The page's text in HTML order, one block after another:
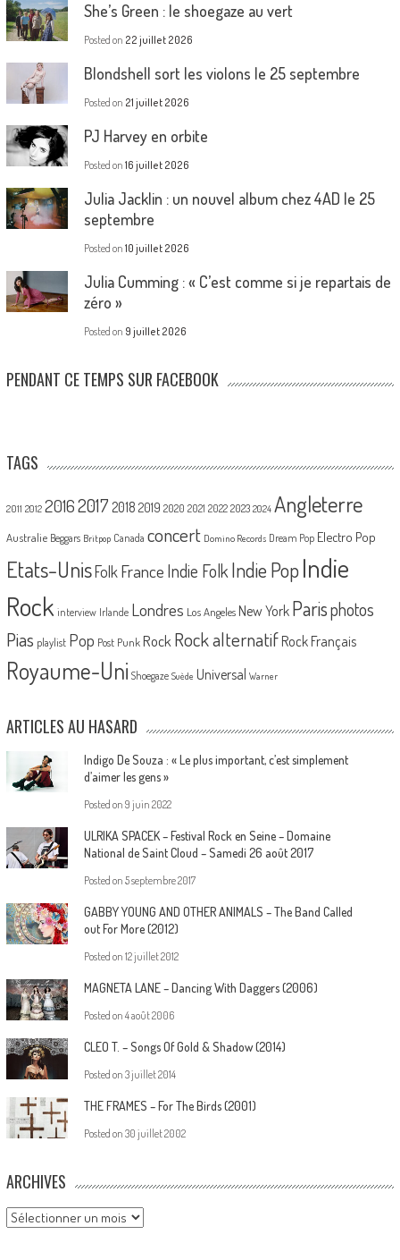
She’s Green : le shoegaze au vert
Posted on 22 juillet 2026
Blondshell sort les violons le 25 septembre
Posted on 21 juillet 2026
PJ Harvey en orbite
Posted on 16 juillet 2026
Julia Jacklin : un nouvel album chez 4AD le 25
septembre
Posted on 10 juillet 2026
Julia Cumming : « C’est comme si je repartais de
zéro »
Posted on 9 juillet 2026
PENDANT CE TEMPS SUR FACEBOOK
TAGS
2011 2012 20162017 2018 2019 2020 2021 2022 2023 2024 Angleterre
Australie Beggars Britpop Canada concert Domino Records Dream Pop Electro Pop
Etats-UnisFolk France Indie FolkIndie PopIndie
Rock interview Irlande Londres Los Angeles New York Parisphotos
Pias playlist Pop Post Punk Rock Rock alternatif Rock Français
Royaume-Uni Shoegaze Suède Universal Warner
ARTICLES AU HASARD
Indigo De Souza : « Le plus important, c’est simplement
d’aimer les gens »
Posted on 9 juin 2022
ULRIKA SPACEK – Festival Rock en Seine – Domaine
National de Saint Cloud – Samedi 26 août 2017
Posted on 5 septembre 2017
GABBY YOUNG AND OTHER ANIMALS – The Band Called
out For More (2012)
Posted on 12 juillet 2012
MAGNETA LANE – Dancing With Daggers (2006)
Posted on 4 août 2006
CLEO T. – Songs Of Gold & Shadow (2014)
Posted on 3 juillet 2014
THE FRAMES – For The Birds (2001)
Posted on 30 juillet 2002
ARCHIVES
Archives